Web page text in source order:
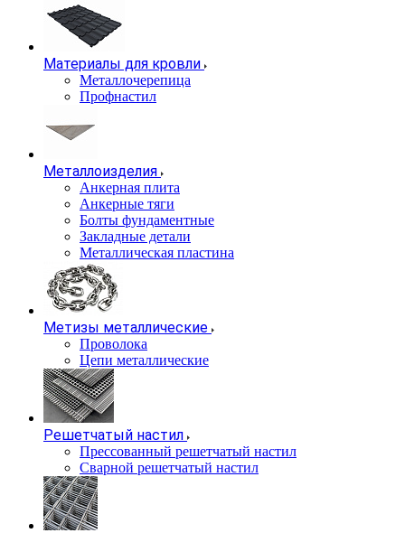
Материалы для кровли
Металлочерепица
Профнастил
Металлоизделия
Анкерная плита
Анкерные тяги
Болты фундаментные
Закладные детали
Металлическая пластина
Метизы металлические
Проволока
Цепи металлические
Решетчатый настил
Прессованный решетчатый настил
Сварной решетчатый настил